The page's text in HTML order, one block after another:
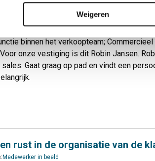
Weigeren
Medewerker in beeld
Achterhoek is met ingang van 1
binnen het verkoopteam;
onze vestiging is dit Robin Jansen.
Gaat graag op pad en vindt een
rust in de organisatie van de
Medewerker in beeld